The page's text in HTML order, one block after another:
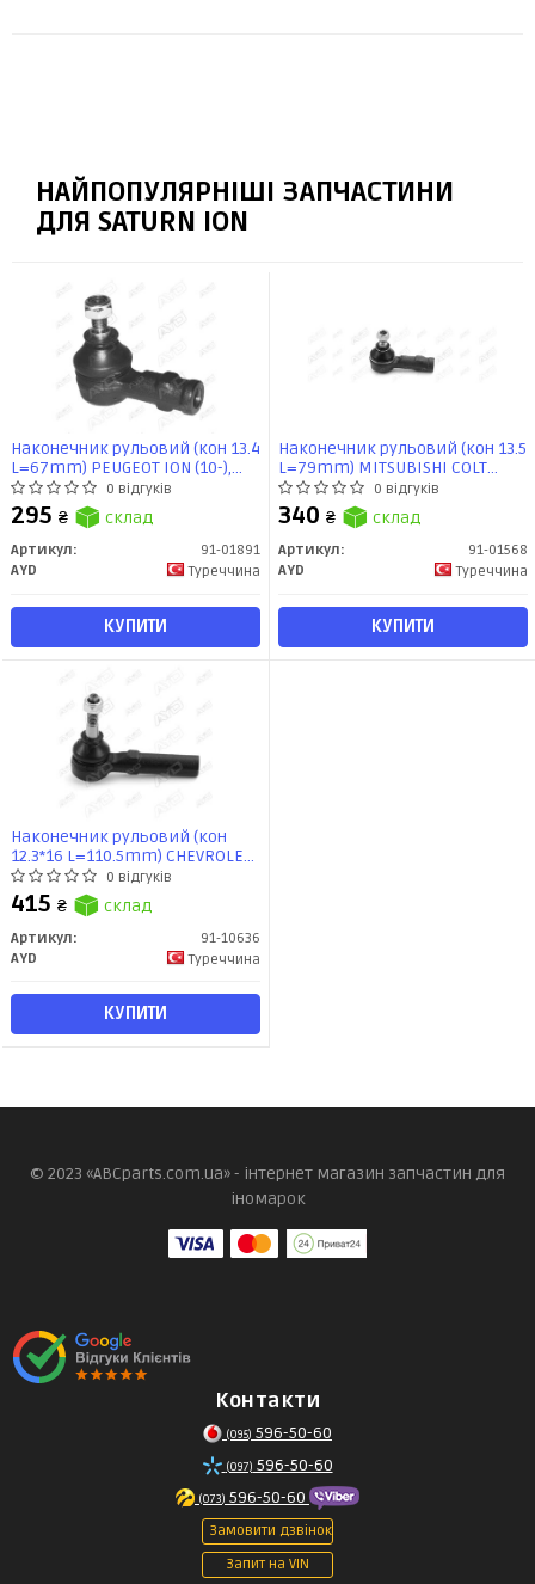
НАЙПОПУЛЯРНІШІ ЗАПЧАСТИНИ
ДЛЯ SATURN ION
Наконечник рульовий (кон 13.4
L=67mm) PEUGEOT ION (10-),
MITSUBISHI LANCER (-03) (91-
01891) AYD
0 відгуків
295 ₴ склад
Артикул:
91-01891
AYD
Туреччина
КУПИТИ
Наконечник рульовий (кон 13.5
L=79mm) MITSUBISHI COLT
(-04), LANCER (-13), PEUGEOT ION
(11-) (91-01568) AYD
0 відгуків
340 ₴ склад
Артикул:
91-01568
AYD
Туреччина
КУПИТИ
Наконечник рульовий (кон
12.3*16 L=110.5mm) CHEVROLET
MALIBU (03-), COBALT (03-),
SATURN ION (-07) (91-10636) AYD
0 відгуків
415 ₴ склад
Артикул:
91-10636
AYD
Туреччина
КУПИТИ
© 2023 «ABCparts.com.ua» - інтернет магазин запчастин для
іномарок
Контакти
(095) 596-50-60
(097) 596-50-60
(073) 596-50-60
Замовити дзвінок
Запит на VIN